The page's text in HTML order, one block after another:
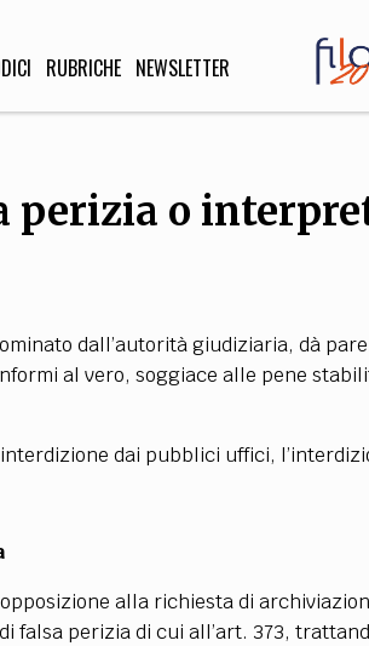
RUBRICHE NEWSLETTER
SOCIETÀ
Attualità,
E FILOSOFIA
Religione
FILODIRITTO REDAZIONE COMITATO SCIENTIFICO
perizia o
dall’autorità giudiziaria, dà
al vero, soggiace alle pene
dai pubblici uffici,
alla richiesta di
falsa perizia di cui all’art. 373,